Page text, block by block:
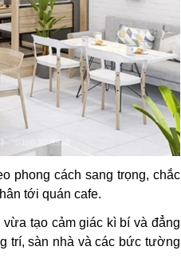
phong cách sang trọng, chắc
tới quán cafe.
tạo cảm giác kì bí và đẳng
trí, sàn nhà và các bức tường